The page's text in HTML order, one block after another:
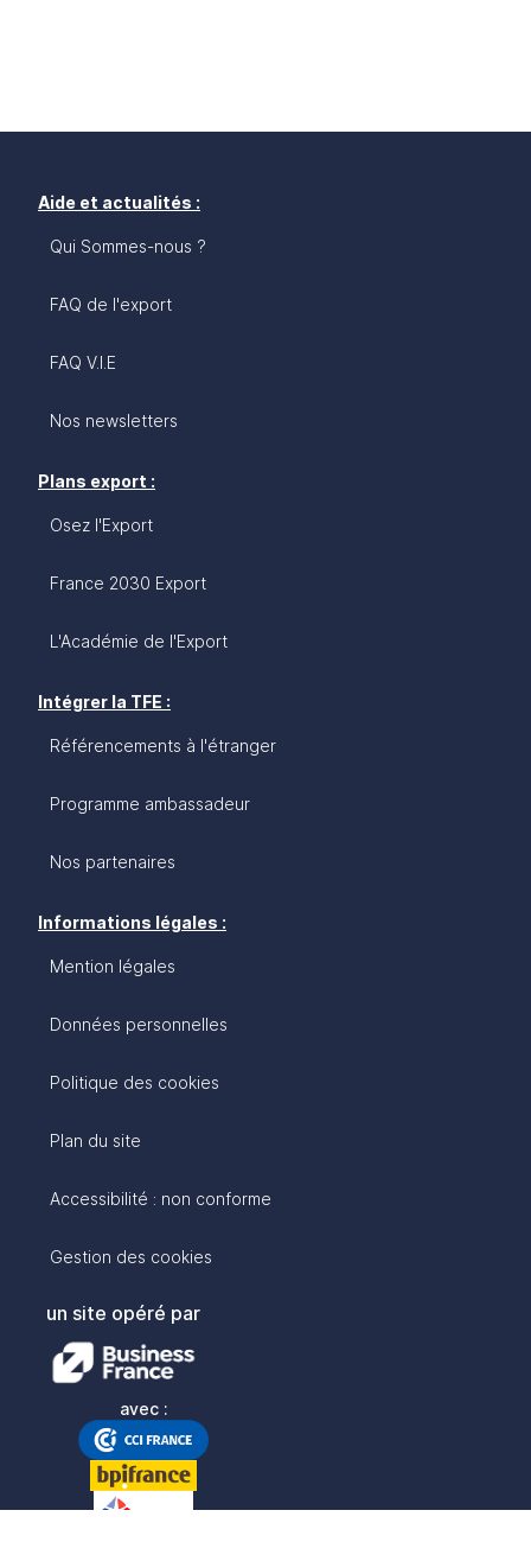
Aide et actualités :
Qui Sommes-nous ?
FAQ de l'export
FAQ V.I.E
Nos newsletters
Plans export :
Osez l'Export
France 2030 Export
L'Académie de l'Export
Intégrer la TFE :
Référencements à l'étranger
Programme ambassadeur
Nos partenaires
Informations légales :
Mention légales
Données personnelles
Politique des cookies
Plan du site
Accessibilité : non conforme
Gestion des cookies
un site opéré par
avec :